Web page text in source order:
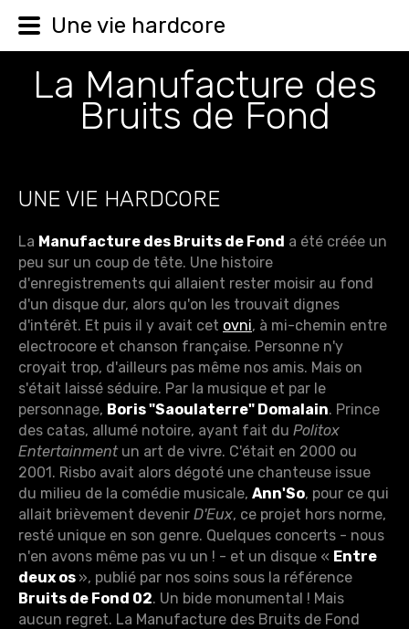
La Manufacture des
Bruits de Fond
UNE VIE HARDCORE
La Manufacture des Bruits de Fond a été créée un
peu sur un coup de tête. Une histoire
d'enregistrements qui allaient rester moisir au fond
d'un disque dur, alors qu'on les trouvait dignes
d'intérêt. Et puis il y avait cet ovni, à mi-chemin entre
electrocore et chanson française. Personne n'y
croyait trop, d'ailleurs pas même nos amis. Mais on
s'était laissé séduire. Par la musique et par le
personnage, Boris "Saoulaterre" Domalain. Prince
des catas, allumé notoire, ayant fait du Politox
Entertainmentun art de vivre. C'était en 2000 ou
2001. Risbo avait alors dégoté une chanteuse issue
du milieu de la comédie musicale, Ann'So, pour ce qui
allait brièvement devenir D'Eux, ce projet hors norme,
resté unique en son genre. Quelques concerts - nous
n'en avons même pas vu un ! - et un disque « Entre
deux os », publié par nos soins sous la référence
Bruits de Fond 02. Un bide monumental ! Mais
aucun regret. La Manufacture des Bruits de Fond
Une vie hardcore